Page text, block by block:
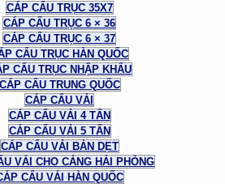
CÁP CẨU TRỤC 35X7
CÁP CẨU TRỤC 6 × 36
CÁP CẨU TRỤC 6 × 37
CẨU TRỤC HÀN QUỐC
CẨU TRỤC NHẬP KHẨU
CÁP CẨU TRUNG QUỐC
CÁP CẨU VẢI
CÁP CẨU VẢI 4 TẤN
CÁP CẨU VẢI 5 TẤN
CÁP CẨU VẢI BẢN DẸT
VẢI CHO CẢNG HẢI PHÒNG
CẨU VẢI HÀN QUỐC